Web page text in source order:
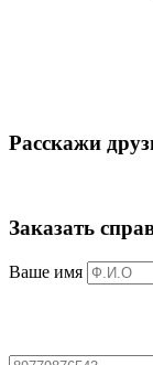
Расскажи
Заказать
Ваше имя